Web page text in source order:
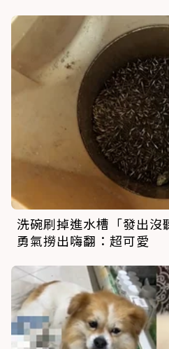
洗碗刷掉進水槽「發出沒
勇氣撈出嗨翻：超可愛